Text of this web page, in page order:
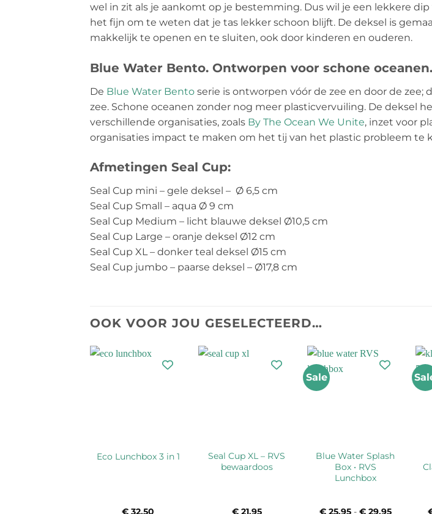
wel in zit als je aankomt op je bestemming. Dus wil je een lekkere
het fijn om te weten dat je tas lekker schoon blijft. De deksel is
makkelijk te openen en te sluiten, ook door kinderen en ouderen.
Blue Water Bento. Ontworpen voor schone oceanen.
De Blue Water Bento serie is ontworpen vóór de zee en door de
zee. Schone oceanen zonder nog meer plasticvervuiling. De deksel
verschillende organisaties, zoals By The Ocean We Unite, inzet voor
organisaties impact te maken om het tij van het plastic probleem te
Afmetingen Seal Cup:
Seal Cup mini – gele deksel – Ø 6,5 cm
Seal Cup Small – aqua Ø 9 cm
Seal Cup Medium – licht blauwe deksel Ø10,5 cm
Seal Cup Large – oranje deksel Ø12 cm
Seal Cup XL – donker teal deksel Ø15 cm
Seal Cup jumbo – paarse deksel – Ø17,8 cm
OOK VOOR JOU GESELECTEERD…
Eco Lunchbox 3 in 1
Seal Cup XL – RVS
bewaardoos
Sale
Blue Water Splash
Box • RVS
Lunchbox